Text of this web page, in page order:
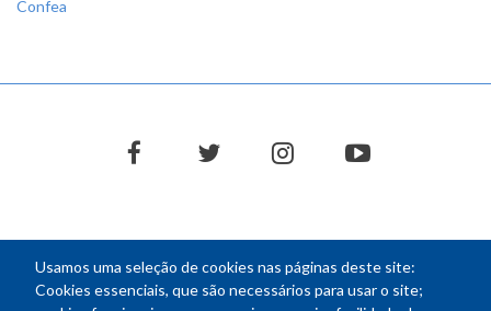
Usamos uma seleção de cookies nas páginas deste site:
Cookies essenciais, que são necessários para usar o site;
Confea
facebooktwitter instagramyoutube
NEWSLETTER